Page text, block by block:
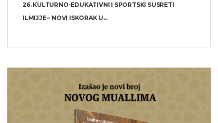
26. KULTURNO-EDUKATIVNI I SPORTSKI SUSRETI
ILMIJJE – NOVI ISKORAK U...